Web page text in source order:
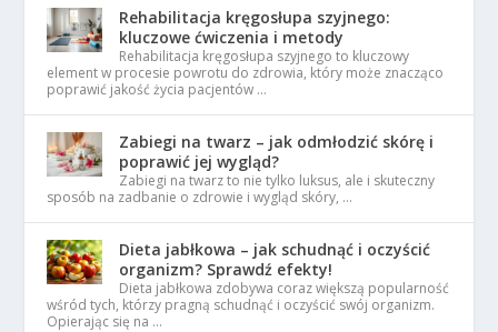
Rehabilitacja kręgosłupa szyjnego:
kluczowe ćwiczenia i metody
Rehabilitacja kręgosłupa szyjnego to kluczowy
element w procesie powrotu do zdrowia, który może znacząco
poprawić jakość życia pacjentów …
Zabiegi na twarz – jak odmłodzić skórę i
poprawić jej wygląd?
Zabiegi na twarz to nie tylko luksus, ale i skuteczny
sposób na zadbanie o zdrowie i wygląd skóry, …
Dieta jabłkowa – jak schudnąć i oczyścić
organizm? Sprawdź efekty!
Dieta jabłkowa zdobywa coraz większą popularność
wśród tych, którzy pragną schudnąć i oczyścić swój organizm.
Opierając się na …